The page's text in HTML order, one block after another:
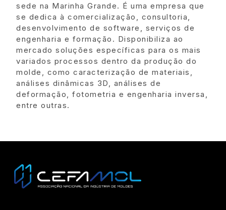
sede na Marinha Grande. É uma empresa que
se dedica à comercialização, consultoria,
desenvolvimento de software, serviços de
engenharia e formação. Disponibiliza ao
mercado soluções específicas para os mais
variados processos dentro da produção do
molde, como caracterização de materiais,
análises dinâmicas 3D, análises de
deformação, fotometria e engenharia inversa,
entre outras.